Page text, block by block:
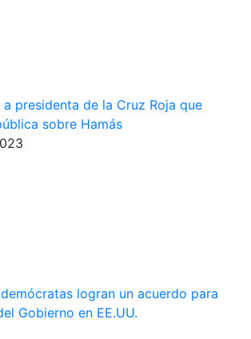
presidenta de la Cruz Roja que
sobre Hamás
logran un acuerdo para
Gobierno en EE.UU.